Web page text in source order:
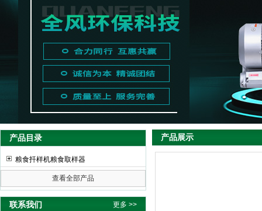
产品目录
粮食扦样机粮食取样器
查看全部产品
联系我们 更多 >>
产品展示